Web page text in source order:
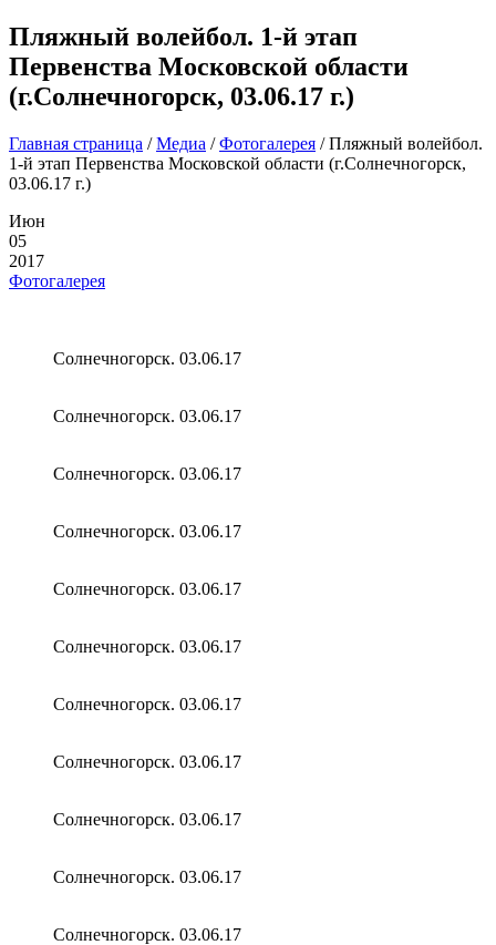
Пляжный волейбол. 1-й этап
Первенства Московской области
(г.Солнечногорск, 03.06.17 г.)
Главная страница /Медиа /Фотогалерея /Пляжный волейбол.
1-й этап Первенства Московской области (г.Солнечногорск,
03.06.17 г.)
Июн
05
2017
Фотогалерея
Солнечногорск. 03.06.17
Солнечногорск. 03.06.17
Солнечногорск. 03.06.17
Солнечногорск. 03.06.17
Солнечногорск. 03.06.17
Солнечногорск. 03.06.17
Солнечногорск. 03.06.17
Солнечногорск. 03.06.17
Солнечногорск. 03.06.17
Солнечногорск. 03.06.17
Солнечногорск. 03.06.17